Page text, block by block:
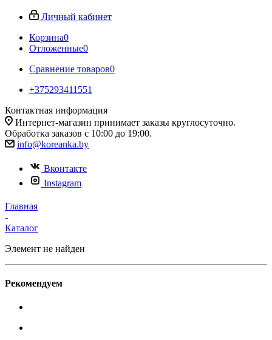
Личный кабинет
Корзина0
Отложенные0
Сравнение товаров0
+375293411551
Контактная информация
Интернет-магазин принимает заказы круглосуточно.
Обработка заказов с 10:00 до 19:00.
info@koreanka.by
Вконтакте
Instagram
Главная
-
Каталог
Элемент не найден
Рекомендуем